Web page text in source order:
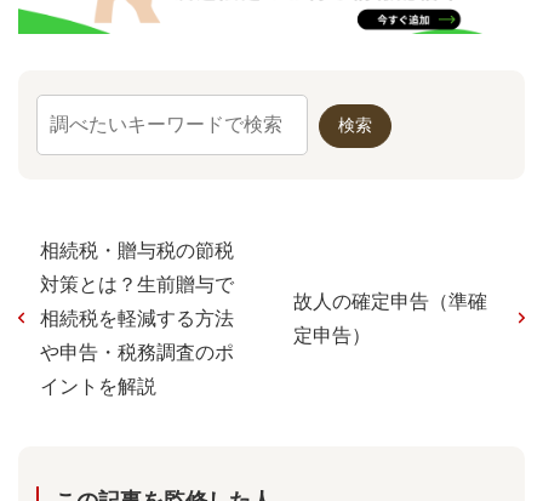
相続税・贈与税の節税
対策とは？生前贈与で
相続税を軽減する方法
や申告・税務調査のポ
イントを解説
故人の確定申告（準確
定申告）